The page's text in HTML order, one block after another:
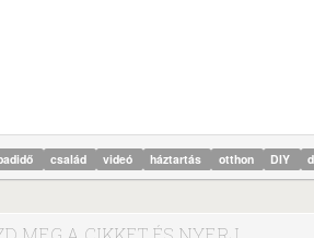
család videó háztartás otthon DIY